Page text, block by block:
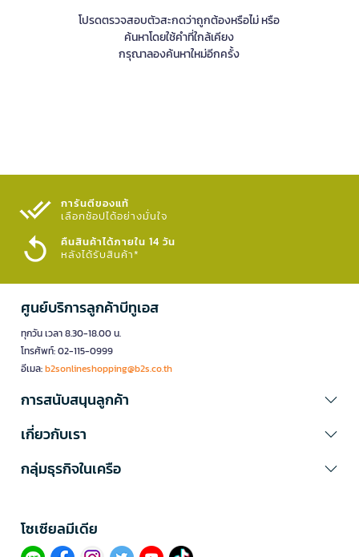
โปรดตรวจสอบตัวสะกดว่าถูกต้องหรือไม่ หรือ
ค้นหาโดยใช้คำที่ใกล้เคียง
กรุณาลองค้นหาใหม่อีกครั้ง
การันตีของแท้
เลือกช้อปได้อย่างมั่นใจ​
คืนสินค้าได้ภายใน 14 วัน
หลังได้รับสินค้า*
ศูนย์บริการลูกค้าบีทูเอส
ทุกวัน เวลา 8.30-18.00 น.
โทรศัพท์: 02-115-0999
อีเมล:b2sonlineshopping@b2s.co.th
การสนับสนุนลูกค้า
เกี่ยวกับเรา
กลุ่มธุรกิจในเครือ
โซเซียลมีเดีย​